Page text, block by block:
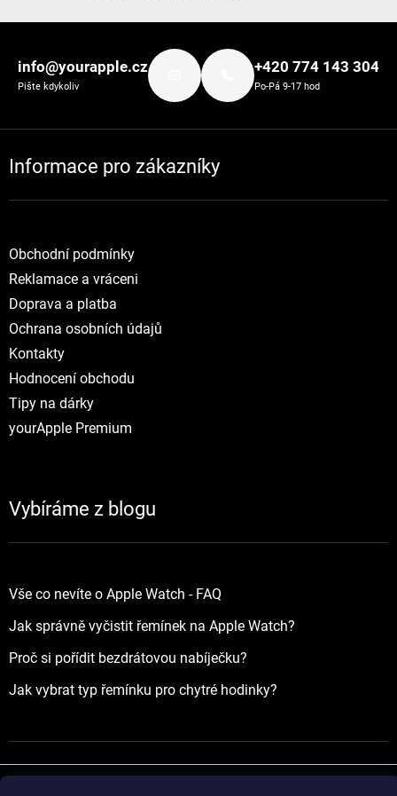
info@yourapple.cz
Pište kdykoliv
+420 774 143 304
Po-Pá 9-17 hod
Informace pro zákazníky
Obchodní podmínky
Reklamace a vráceni
Doprava a platba
Ochrana osobních údajů
Kontakty
Hodnocení obchodu
Tipy na dárky
yourApple Premium
Vybíráme z blogu
Vše co nevíte o Apple Watch - FAQ
Jak správně vyčistit řemínek na Apple Watch?
Proč si pořídit bezdrátovou nabíječku?
Jak vybrat typ řemínku pro chytré hodinky?